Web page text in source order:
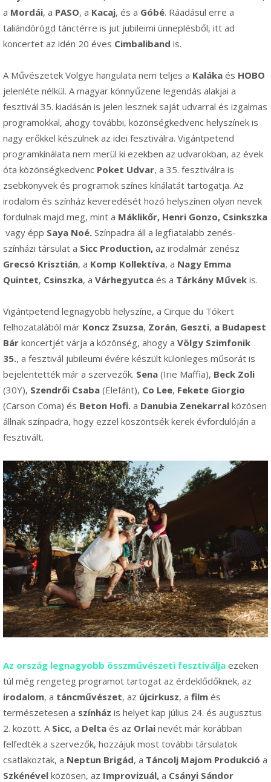
a Mordái, a PASO, a Kacaj, és a Góbé. Ráadásul erre a
taliándörögd tánctérre is jut jubileimi ünneplésből, itt ad
koncertet az idén 20 éves Cimbaliband is.
A Művészetek Völgye hangulata nem teljes a Kaláka és HOBO
jelenléte nélkül. A magyar könnyűzene legendás alakjai a
fesztivál 35. kiadásán is jelen lesznek saját udvarral és izgalmas
programokkal, ahogy további, közönségkedvenc helyszínek is
nagy erőkkel készülnek az idei fesztiválra. Vigántpetend
programkínálata nem merül ki ezekben az udvarokban, az évek
óta közönségkedvenc Poket Udvar, a 35. fesztiválra is
zsebkönyvek és programok színes kínálatát tartogatja. Az
irodalom és színház keveredését hozó helyszínen olyan nevek
fordulnak majd meg, mint a Máklikőr, Henri Gonzo, Csinkszka
vagy épp Saya Noé. Színpadra áll a legfiatalabb zenés-
színházi társulat a Sicc Production, az irodalmár zenész
Grecsó Krisztián, a Komp Kollektíva, a Nagy Emma
Quintet, Csinszka, a Várhegyutca és a Tárkány Művek is.
Vigántpetend legnagyobb helyszíne, a Cirque du Tókert
felhozatalából már Koncz Zsuzsa, Zorán, Geszti, a Budapest
Bár koncertjét várja a közönség, ahogy a Völgy Szimfonik
35., a fesztivál jubileumi évére készült különleges műsorát is
bejelentették már a szervezők. Sena (Irie Maffia), Beck Zoli
(30Y), Szendrői Csaba (Elefánt), Co Lee, Fekete Giorgio
(Carson Coma) és Beton Hofi. a Danubia Zenekarral közösen
állnak színpadra, hogy ezzel köszöntsék kerek évfordulóján a
fesztivált.
Az ország legnagyobb összművészeti fesztiválja ezeken
túl még rengeteg programot tartogat az érdeklődőknek, az
irodalom, a táncművészet, az újcirkusz, a film és
természetesen a színház is helyet kap július 24. és augusztus
2. között. A Sicc, a Delta és az Orlai nevét már korábban
felfedték a szervezők, hozzájuk most további társulatok
csatlakoztak, a Neptun Brigád, a Táncolj Majom Produkció a
Szkénével közösen, az Improvizuál, a Csányi Sándor